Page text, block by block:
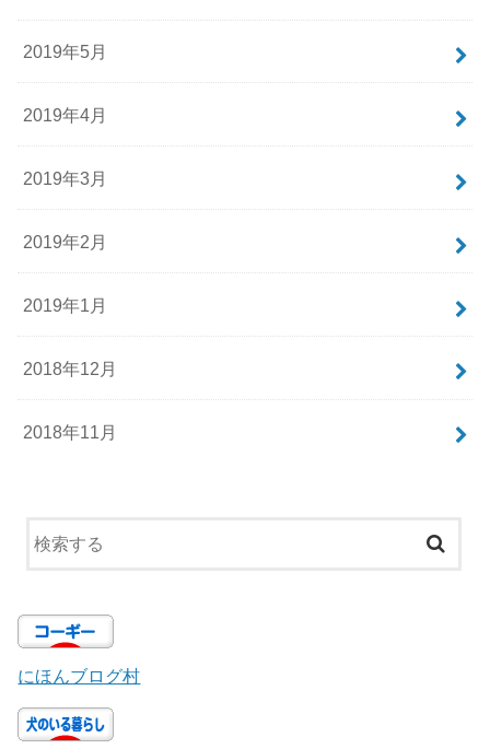
2019年5月
2019年4月
2019年3月
2019年2月
2019年1月
2018年12月
2018年11月
にほんブログ村